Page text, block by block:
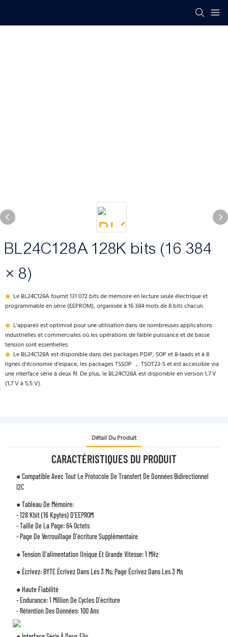
BL24C128A 128K bits (16 384
× 8)
◉ Le BL24C128A fournit 131 072 bits de mémoire en lecture seule électrique et
programmable en série (EEPROM), organisée à 16 384 mots de 8 bits chacun.
◉ L'appareil est optimisé pour une utilisation dans de nombreuses applications
industrielles et commerciales où les opérations de faible puissance et de basse
tension sont essentielles.
◉ Le BL24C128A est disponible dans des packages PDIP, SOP et 8-laads et à 8
lignes d'économie d'espace, les packages TSSOP ， TSOT23-5 et est accessible via
une interface série à deux fil. De plus, le BL24C128A est disponible en version 1,7 V
(1,7 V à 5,5 V).
Détail Du Produit
CARACTÉRISTIQUES DU PRODUIT
● Compatible Avec Tout Le Protocole De Transfert De Données Bidirectionnel
I2C
● Tableau De Mémoire:
- 128 Kbit (16 Kpytes) D'EEPROM
- Taille De La Page: 64 Octets
- Page De Verrouillage D'écriture Supplémentaire
● Tension D'alimentation Unique Et Grande Vitesse: 1 MHz
● Écrivez: BYTE Écrivez Dans Les 3 Ms; Page Écrivez Dans Les 3 Ms
● Haute Fiabilité
- Endurance: 1 Million De Cycles D'écriture
- Rétention Des Données: 100 Ans